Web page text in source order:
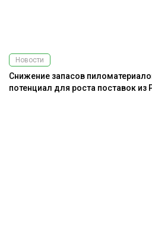
Новости
Снижение запасов
потенциал для роста поставок из